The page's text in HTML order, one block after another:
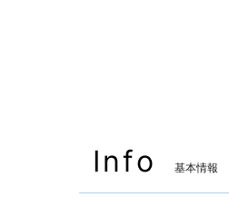
Info 基本情報